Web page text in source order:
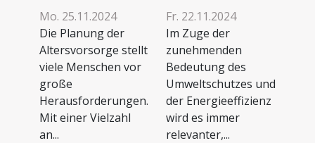
Mo. 25.11.2024
Die Planung der
Altersvorsorge stellt
viele Menschen vor
große
Herausforderungen.
Mit einer Vielzahl
an...
Fr. 22.11.2024
Im Zuge der
zunehmenden
Bedeutung des
Umweltschutzes und
der Energieeffizienz
wird es immer
relevanter,...